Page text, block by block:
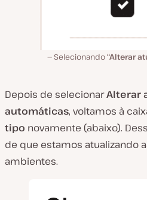
Selecionando“Alterar
Depois de selecionarAlterar
automáticas, voltamos à
tipo novamente (abaixo).
de que estamos atualizando
ambientes.